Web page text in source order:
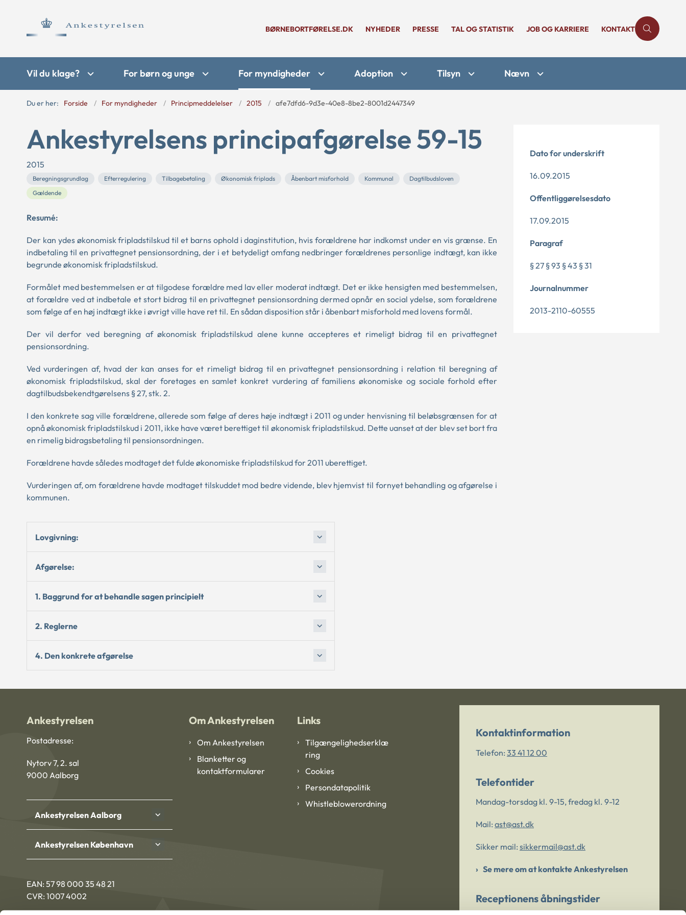
BØRNEBORTFØRELSE.DK NYHEDER PRESSE TAL OG STATISTIK JOB OG KARRIERE KONTAKT
Vil du klage? For børn og unge For myndigheder Adoption Tilsyn Nævn
Du er her: Forside For myndigheder Principmeddelelser 2015 afe7dfd6-9d3e-40e8-8be2-8001d2447349
Ankestyrelsens principafgørelse 59-15
2015
Beregningsgrundlag Efterregulering Tilbagebetaling Økonomisk friplads Åbenbart misforhold Kommunal
Dagtilbudsloven
Gældende
Resumé:
Der kan ydes økonomisk fripladstilskud til et barns ophold i daginstitution, hvis forældrene har indkomst under en vis grænse. En
indbetaling til en privattegnet pensionsordning, der i et betydeligt omfang nedbringer forældrenes personlige indtægt, kan ikke
begrunde økonomisk fripladstilskud.
Formålet med bestemmelsen er at tilgodese forældre med lav eller moderat indtægt. Det er ikke hensigten med bestemmelsen,
at forældre ved at indbetale et stort bidrag til en privattegnet pensionsordning dermed opnår en social ydelse, som forældrene
som følge af en høj indtægt ikke i øvrigt ville have ret til. En sådan disposition står i åbenbart misforhold med lovens formål.
Der vil derfor ved beregning af økonomisk fripladstilskud alene kunne accepteres et rimeligt bidrag til en privattegnet
pensionsordning.
Ved vurderingen af, hvad der kan anses for et rimeligt bidrag til en privattegnet pensionsordning i relation til beregning af
økonomisk fripladstilskud, skal der foretages en samlet konkret vurdering af familiens økonomiske og sociale forhold efter
dagtilbudsbekendtgørelsens § 27, stk. 2.
I den konkrete sag ville forældrene, allerede som følge af deres høje indtægt i 2011 og under henvisning til beløbsgrænsen for at
opnå økonomisk fripladstilskud i 2011, ikke have været berettiget til økonomisk fripladstilskud. Dette uanset at der blev set bort fra
en rimelig bidragsbetaling til pensionsordningen.
Forældrene havde således modtaget det fulde økonomiske fripladstilskud for 2011 uberettiget.
Vurderingen af, om forældrene havde modtaget tilskuddet mod bedre vidende, blev hjemvist til fornyet behandling og afgørelse i
kommunen.
Lovgivning:
Afgørelse:
1. Baggrund for at behandle sagen principielt
2. Reglerne
4. Den konkrete afgørelse
Dato for underskrift
16.09.2015
Offentliggørelsesdato
17.09.2015
Paragraf
§ 27 § 93 § 43 § 31
Journalnummer
2013-2110-60555
Ankestyrelsen
Postadresse:
Nytorv 7, 2. sal
9000 Aalborg
Ankestyrelsen Aalborg
Ankestyrelsen København
EAN: 57 98 000 35 48 21
CVR: 1007 4002
Om Ankestyrelsen
Om Ankestyrelsen
Blanketter og
kontaktformularer
Links
Tilgængelighedserklæ
ring
Cookies
Persondatapolitik
Whistleblowerordning
Kontaktinformation
Telefon: 33 41 12 00
Telefontider
Mandag-torsdag kl. 9-15, fredag kl. 9-12
Mail: ast@ast.dk
Sikker mail: sikkermail@ast.dk
Se mere om at kontakte Ankestyrelsen
Receptionens åbningstider